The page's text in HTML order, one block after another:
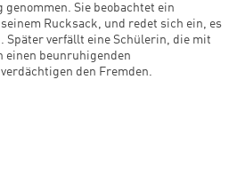
Sie beobachtet ein
Rucksack, und redet sich ein, es
verfällt eine Schülerin, die mit
einen beunruhigenden
den Fremden.